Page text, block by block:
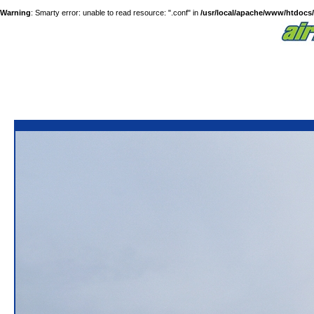
Warning: Smarty error: unable to read resource: ".conf" in /usr/local/apache/www/